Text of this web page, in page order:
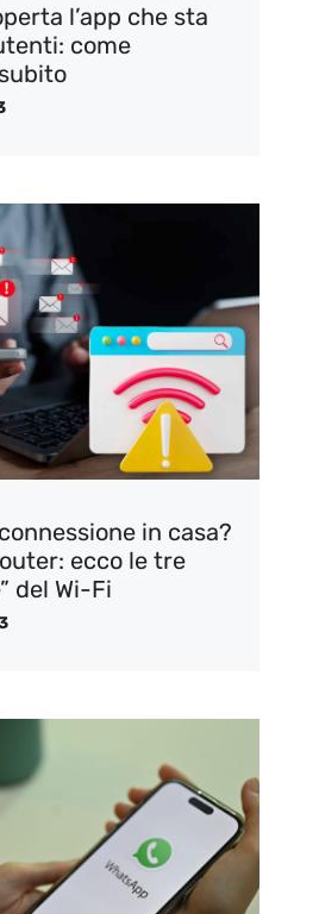
l’app che sta
come
in casa?
ecco le tre
del Wi-Fi